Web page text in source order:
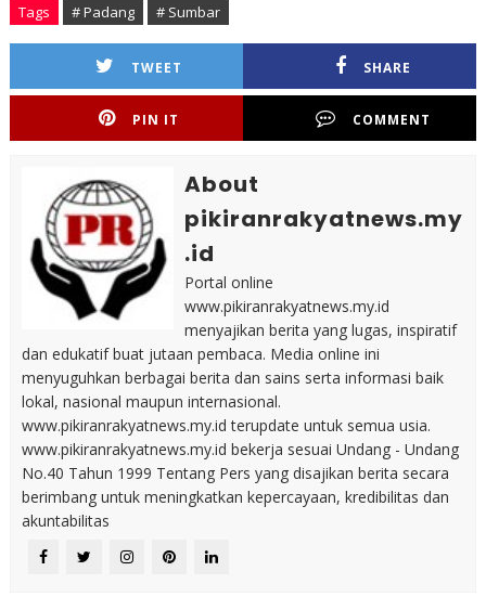
Tags # Padang # Sumbar
TWEET SHARE
PIN IT COMMENT
About
pikiranrakyatnews.my
.id
Portal online
www.pikiranrakyatnews.my.id
menyajikan berita yang lugas, inspiratif
dan edukatif buat jutaan pembaca. Media online ini
menyuguhkan berbagai berita dan sains serta informasi baik
lokal, nasional maupun internasional.
www.pikiranrakyatnews.my.id terupdate untuk semua usia.
www.pikiranrakyatnews.my.id bekerja sesuai Undang - Undang
No.40 Tahun 1999 Tentang Pers yang disajikan berita secara
berimbang untuk meningkatkan kepercayaan, kredibilitas dan
akuntabilitas